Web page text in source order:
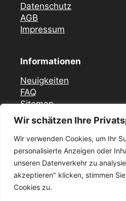
Wir schätzen Ihre
Wir verwenden Cookies, um Ihr
personalisierte Anzeigen oder
unseren Datenverkehr zu
akzeptieren" klicken, stimmen
Cookies zu.
Datenschutz
AGB
Impressum
Informationen
Neuigkeiten
FAQ
Sitemap
Vor Ort Notfall Service
Mercedes Zündschloss
Düsseldorf
Zündschloss ELV
Mercedes Zündschloss
ELV / ESL